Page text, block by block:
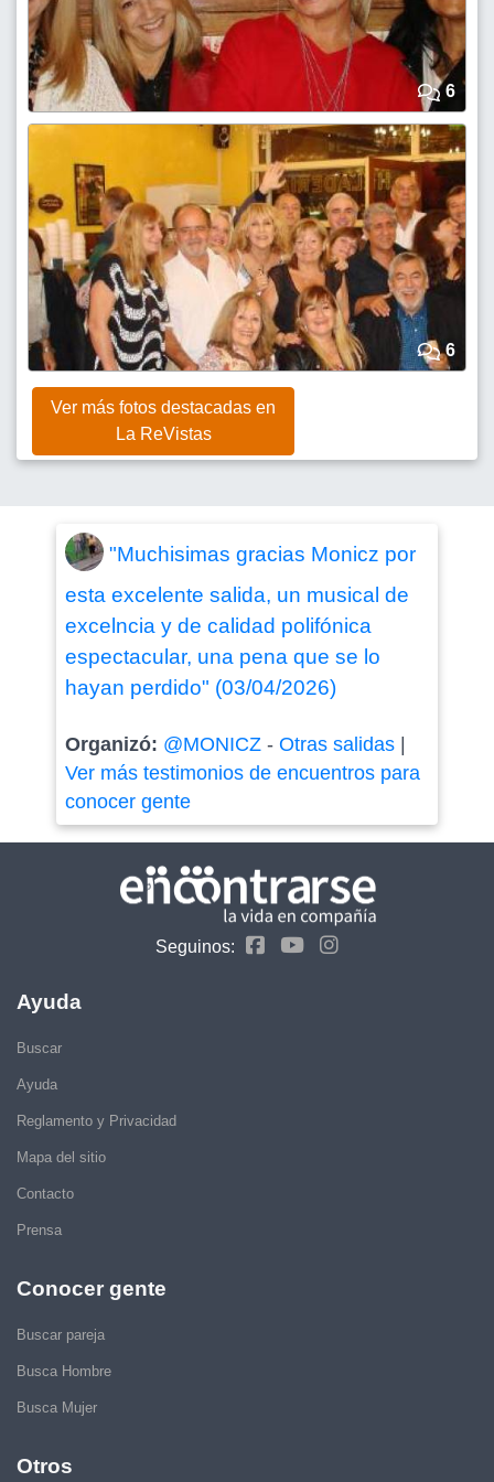
6
6
Ver más fotos destacadas en
La ReVistas
"Muchisimas gracias Monicz por
esta excelente salida, un musical de
excelncia y de calidad polifónica
espectacular, una pena que se lo
hayan perdido" (03/04/2026)
Organizó: @MONICZ- Otras salidas|
Ver más testimonios de encuentros para
conocer gente
Seguinos:
Ayuda
Buscar
Ayuda
Reglamento y Privacidad
Mapa del sitio
Contacto
Prensa
Conocer gente
Buscar pareja
Busca Hombre
Busca Mujer
Otros